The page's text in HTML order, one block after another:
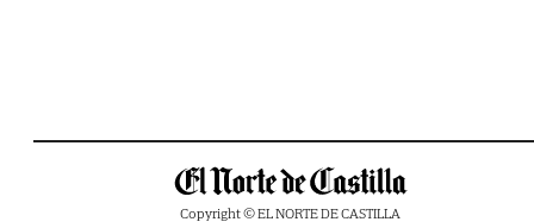
Copyright © EL NORTE DE CASTILLA